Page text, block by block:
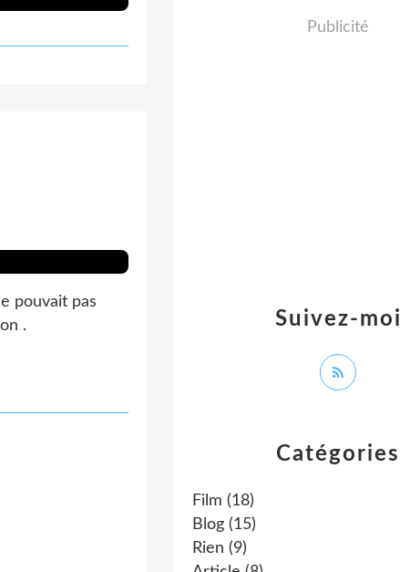
pouvait pas
.
Catégories
Film (18)
Blog (15)
Rien (9)
Suivez-moi
Publicité